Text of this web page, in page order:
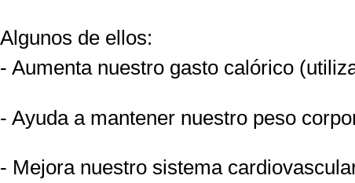
Algunos de ellos:
- Aumenta nuestro gasto calórico
- Ayuda a mantener nuestro peso
- Mejora nuestro sistema